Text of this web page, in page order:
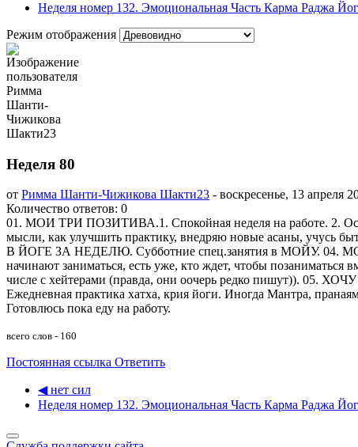
Неделя номер 132. Эмоциональная Часть Карма Раджа
Режим отображения
Неделя 80
от Римма Шанти-Чижикова Шакти23 - воскресенье, 13 апреля
Количество ответов: 0
01. МОИ ТРИ ПОЗИТИВА.1. Спокойная неделя на работе. 2.
мысли, как улучшить практику, внедряю новые асаны, учусь
В ЙОГЕ ЗА НЕДЕЛЮ. Субботние спец.занятия в МОЙУ. 04.
начинают заниматься, есть уже, кто ждет, чтобы позаниматься
числе с хейтерами (правда, они оочерь редко пишут)).
Ежедневная практика хатха, крия йоги. Иногда Мантра,
Готовлюсь пока еду на работу.
всего слов - 160
Постоянная ссылка Ответить
◀︎ нет сил
Неделя номер 132. Эмоциональная Часть Карма Раджа